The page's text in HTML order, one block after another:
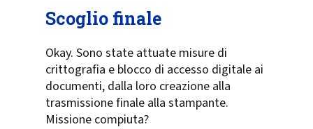
Scoglio finale
Okay. Sono state attuate misure di
crittografia e blocco di accesso digitale ai
documenti, dalla loro creazione alla
trasmissione finale alla stampante.
Missione compiuta?